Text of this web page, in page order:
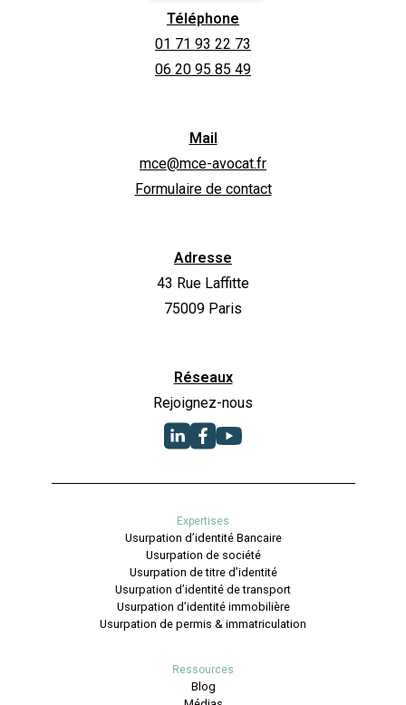
Téléphone
01 71 93 22 73
06 20 95 85 49
Mail
mce@mce-avocat.fr
Formulaire de contact
Adresse
43 Rue Laffitte
75009 Paris
Réseaux
Rejoignez-nous
Expertises
Usurpation d’identité Bancaire
Usurpation de société
Usurpation de titre d’identité
Usurpation d’identité de transport
Usurpation d’identité immobilière
Usurpation de permis & immatriculation
Ressources
Blog